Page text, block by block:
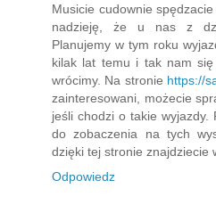
Musicie cudownie
nadzieję, że u nas z
Planujemy w tym roku
kilak lat temu i tak nam się
wrócimy. Na stronie https://
zainteresowani, możecie
jeśli chodzi o takie
do zobaczenia na tych
dzięki tej stronie znajdziecie
Odpowiedz